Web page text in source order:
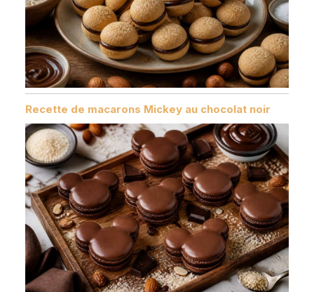
Recette de macarons Mickey au chocolat noir